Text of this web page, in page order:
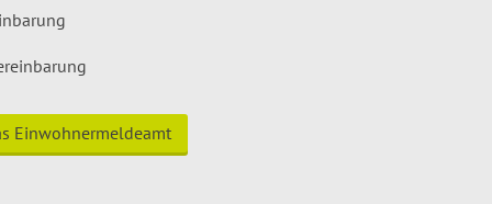
Einwohnermeldeamt